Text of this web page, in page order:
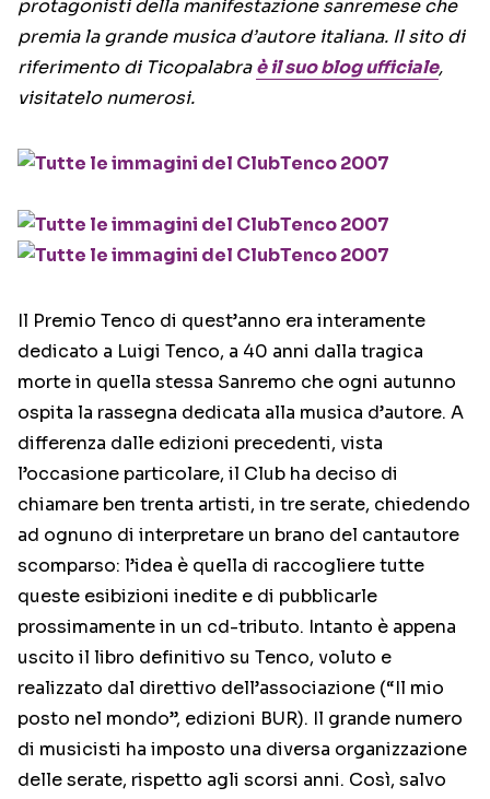
protagonisti della manifestazione sanremese che
premia la grande musica d’autore italiana. Il sito di
riferimento di Ticopalabraè il suo blog ufficiale,
visitatelo numerosi.
Il Premio Tenco di quest’anno era interamente
dedicato a Luigi Tenco, a 40 anni dalla tragica
morte in quella stessa Sanremo che ogni autunno
ospita la rassegna dedicata alla musica d’autore. A
differenza dalle edizioni precedenti, vista
l’occasione particolare, il Club ha deciso di
chiamare ben trenta artisti, in tre serate, chiedendo
ad ognuno di interpretare un brano del cantautore
scomparso: l’idea è quella di raccogliere tutte
queste esibizioni inedite e di pubblicarle
prossimamente in un cd-tributo. Intanto è appena
uscito il libro definitivo su Tenco, voluto e
realizzato dal direttivo dell’associazione (“Il mio
posto nel mondo”, edizioni BUR). Il grande numero
di musicisti ha imposto una diversa organizzazione
delle serate, rispetto agli scorsi anni. Così, salvo